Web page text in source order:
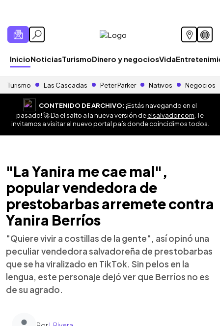
InicioNoticiasTurismoDinero y negociosVida
Turismo Las Cascadas Peter Parker Nativos Negocios
CONTENIDO DE ARCHIVO:¡Estás navegando en el
pasado! 🚀 Da el salto a la nueva versión deelsalvador.com . Te
invitamos a visitar el nuevo portal país donde coincidimos todos.
"La Yanira me cae mal",
popular vendedora de
prestobarbas arremete contra
Yanira Berríos
"Quiere vivir a costillas de la gente", así opinó una
peculiar vendedora salvadoreña de prestobarbas
que se ha viralizado en TikTok. Sin pelos en la
lengua, este personaje dejó ver que Berríos no es
de su agrado.